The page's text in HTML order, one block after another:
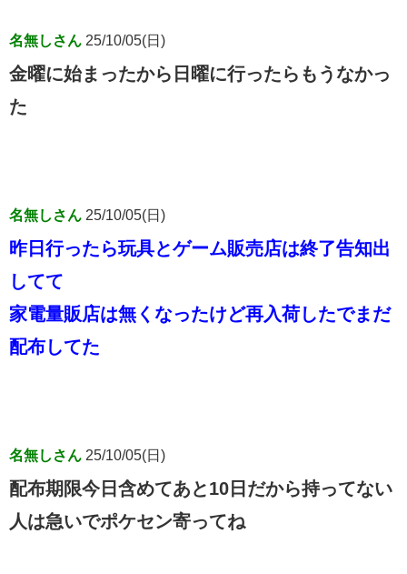
名無しさん 25/10/05(日)
金曜に始まったから日曜に行ったらもうなかっ
た
名無しさん 25/10/05(日)
昨日行ったら玩具とゲーム販売店は終了告知出
してて
家電量販店は無くなったけど再入荷したでまだ
配布してた
名無しさん 25/10/05(日)
配布期限今日含めてあと10日だから持ってない
人は急いでポケセン寄ってね